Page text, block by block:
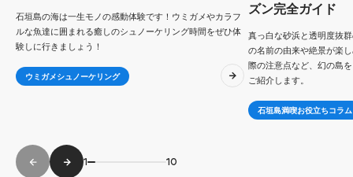
石垣島の海は一生モノの感動体験です！ウミガメやカラフ
ルな魚達に囲まれる癒しのシュノーケリング時間をぜひ体
験しに行きましょう！
ウミガメシュノーケリング
ズン完全ガイド
真っ白な砂浜と透明度抜
の名前の由来や絶景が楽
際の注意点など、幻の島
ご紹介します。
石垣島満喫お役立ちコラム
1 10